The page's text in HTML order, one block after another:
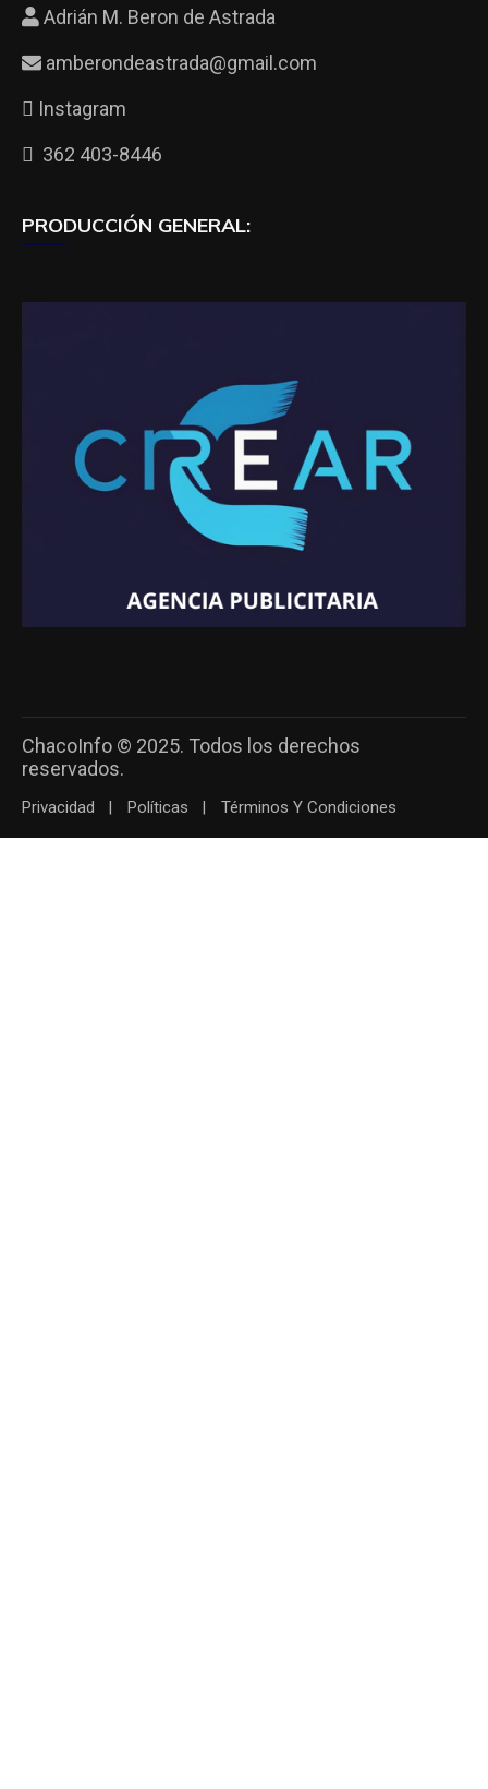
Adrián M. Beron de Astrada
amberondeastrada@gmail.com
Instagram
362 403-8446
PRODUCCIÓN GENERAL:
ChacoInfo © 2025. Todos los derechos
reservados.
Privacidad Políticas Términos Y Condiciones